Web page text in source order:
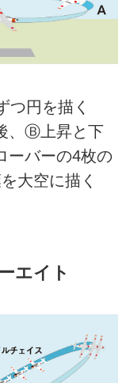
円を描く
、Ⓑ上昇と下
ーバーの4枚の
大空に描く
エイト